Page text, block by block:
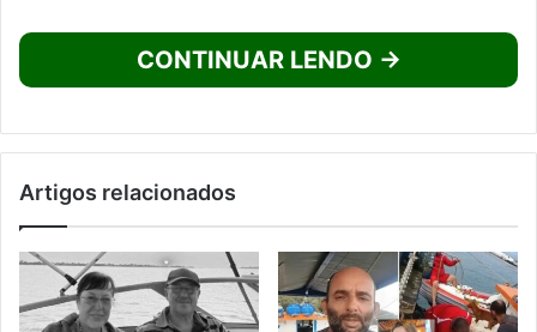
CONTINUAR LENDO →
Artigos relacionados